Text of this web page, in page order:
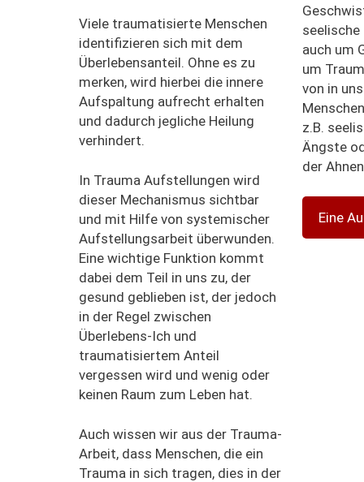
Viele traumatisierte Menschen
identifizieren sich mit dem
Überlebensanteil. Ohne es zu
merken, wird hierbei die innere
Aufspaltung aufrecht erhalten
und dadurch jegliche Heilung
verhindert.
In Trauma Aufstellungen wird
dieser Mechanismus sichtbar
und mit Hilfe von systemischer
Aufstellungsarbeit überwunden.
Eine wichtige Funktion kommt
dabei dem Teil in uns zu, der
gesund geblieben ist, der jedoch
in der Regel zwischen
Überlebens-Ich und
traumatisiertem Anteil
vergessen wird und wenig oder
keinen Raum zum Leben hat.
Auch wissen wir aus der Trauma-
Arbeit, dass Menschen, die ein
Trauma in sich tragen, dies in der
seelische
auch um
um
von in
z.B.
Ängste
der
Eine